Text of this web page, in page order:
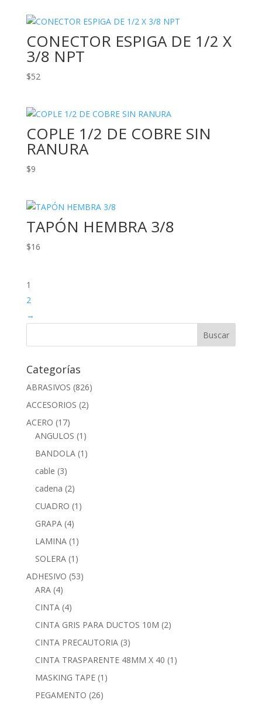
CONECTOR ESPIGA DE 1/2 X
3/8 NPT
$52
COPLE 1/2 DE COBRE SIN
RANURA
$9
TAPÓN HEMBRA 3/8
$16
1
2
→
Categorías
ABRASIVOS (826)
ACCESORIOS (2)
ACERO (17)
ANGULOS (1)
BANDOLA (1)
cable (3)
cadena (2)
CUADRO (1)
GRAPA (4)
LAMINA (1)
SOLERA (1)
ADHESIVO (53)
ARA (4)
CINTA (4)
CINTA GRIS PARA DUCTOS 10M (2)
CINTA PRECAUTORIA (3)
CINTA TRASPARENTE 48MM X 40 (1)
MASKING TAPE (1)
PEGAMENTO (26)